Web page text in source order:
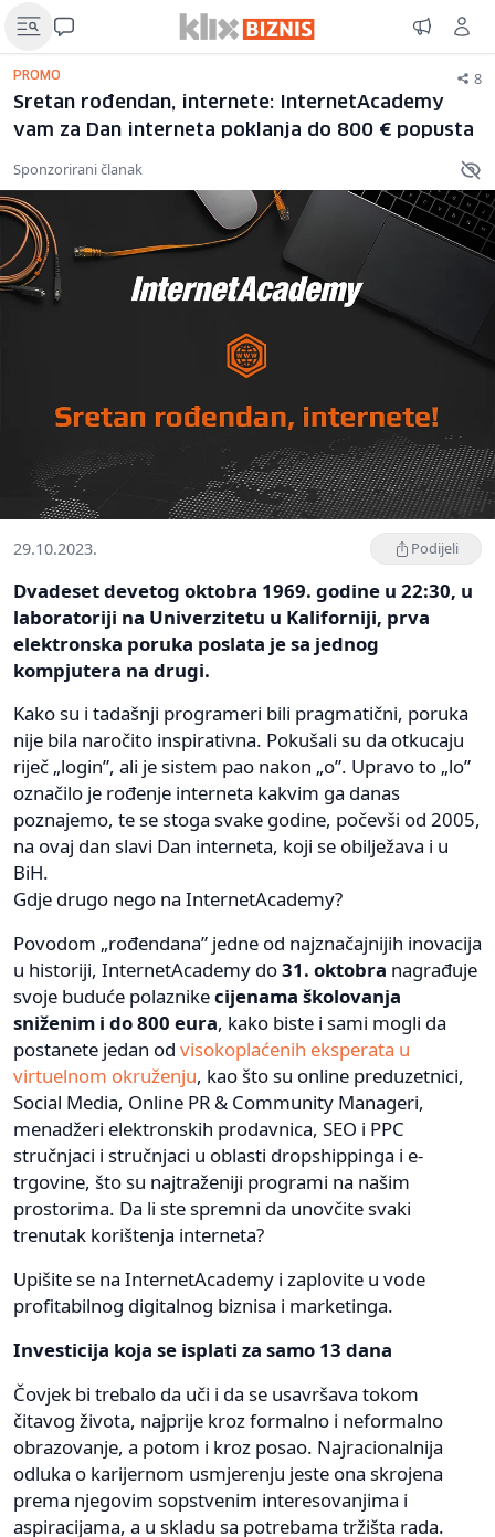
PROMO 8
Sretan rođendan, internete: InternetAcademy
vam za Dan interneta poklanja do 800 € popusta
Sponzorirani članak
29.10.2023. Podijeli
Dvadeset devetog oktobra 1969. godine u 22:30, u
laboratoriji na Univerzitetu u Kaliforniji, prva
elektronska poruka poslata je sa jednog
kompjutera na drugi.
Kako su i tadašnji programeri bili pragmatični, poruka
nije bila naročito inspirativna. Pokušali su da otkucaju
riječ „login”, ali je sistem pao nakon „o”. Upravo to „lo”
označilo je rođenje interneta kakvim ga danas
poznajemo, te se stoga svake godine, počevši od 2005,
na ovaj dan slavi Dan interneta, koji se obilježava i u
BiH.
Gdje drugo nego na InternetAcademy?
Povodom „rođendana” jedne od najznačajnijih inovacija
u historiji, InternetAcademy do31. oktobra nagrađuje
svoje buduće polaznikecijenama školovanja
sniženim i do 800 eura, kako biste i sami mogli da
postanete jedan od visokoplaćenih eksperata u
virtuelnom okruženju, kao što su online preduzetnici,
Social Media, Online PR & Community Manageri,
menadžeri elektronskih prodavnica, SEO i PPC
stručnjaci i stručnjaci u oblasti dropshippinga i e-
trgovine, što su najtraženiji programi na našim
prostorima. Da li ste spremni da unovčite svaki
trenutak korištenja interneta?
Upišite se na InternetAcademy i zaplovite u vode
profitabilnog digitalnog biznisa i marketinga.
Investicija koja se isplati za samo 13 dana
Čovjek bi trebalo da uči i da se usavršava tokom
čitavog života, najprije kroz formalno i neformalno
obrazovanje, a potom i kroz posao. Najracionalnija
odluka o karijernom usmjerenju jeste ona skrojena
prema njegovim sopstvenim interesovanjima i
aspiracijama, a u skladu sa potrebama tržišta rada.